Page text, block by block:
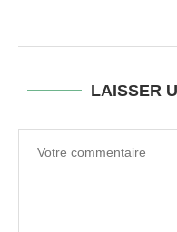
LAISSER